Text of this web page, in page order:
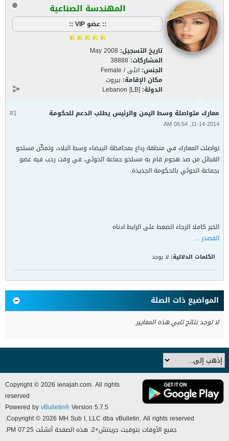
المهندسة الصناعية
:: عضو VIP ::
تاريخ التسجيل: May 2008
المشاركات: 38888
الجنس: انثى / Female
مكان الإقامة: بيروت
الدولة: Lebanon [LB]
#1 معارك متواصلة وسط اليمن والرئيس يطلب الدعم للحكومة
11-14-2014, 06:54 AM
تواصلت المعارك في منطقة رداع بمحافظة البيضاء وسط البلاد، وتمكّن مسلحو
القبائل من صد هجوم قام به مسلحو جماعة الحوثي، في وقت رحب فيه عضو
بجماعة الحوثي بالحكومة الجديدة.
الخبر كاملا الرجاء الضغط على الرابط ادناه
المصدر ...
الكلمات الدلالية: لا يوجد
المواضيع ذات الصلة
لا توجد نتائج تلبي هذه المعايير.
Copyright © 2026 ienajah.com. All rights
reserved
Powered byvBulletin®Version 5.7.5
Copyright © 2026 MH Sub I, LLC dba vBulletin. All rights reserved.
جميع الأوقات بتوقيت جرينتش+2. هذه الصفحة أنشئت 07:25 PM.